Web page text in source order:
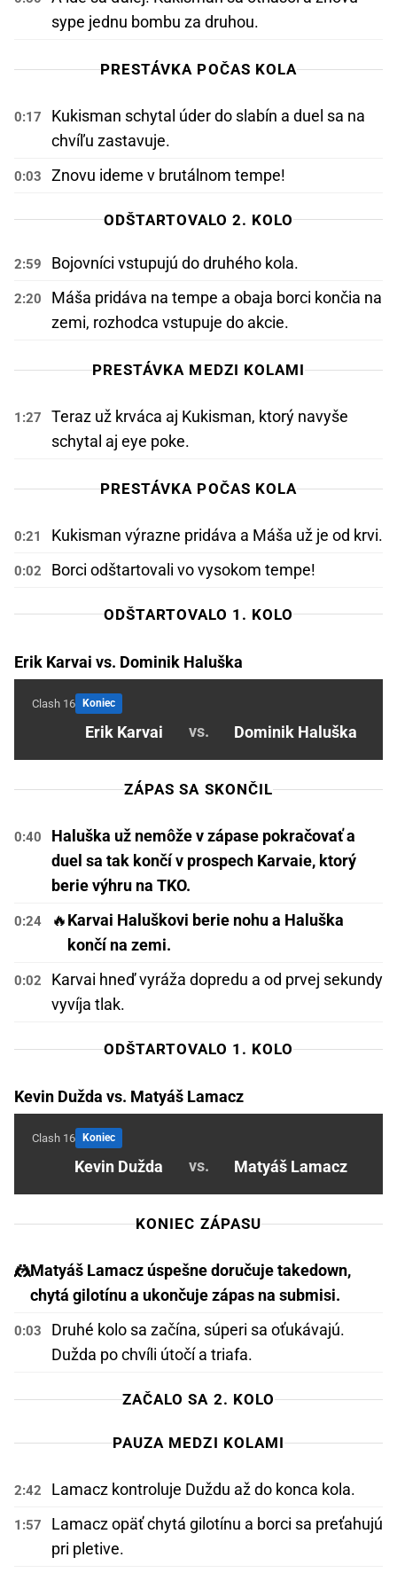
sype jednu bombu za druhou.
PRESTÁVKA POČAS KOLA
0:17
Kukisman schytal úder do slabín a duel sa na
chvíľu zastavuje.
0:03 Znovu ideme v brutálnom tempe!
ODŠTARTOVALO 2. KOLO
2:59 Bojovníci vstupujú do druhého kola.
2:20
Máša pridáva na tempe a obaja borci končia na
zemi, rozhodca vstupuje do akcie.
PRESTÁVKA MEDZI KOLAMI
1:27
Teraz už krváca aj Kukisman, ktorý navyše
schytal aj eye poke.
PRESTÁVKA POČAS KOLA
0:21 Kukisman výrazne pridáva a Máša už je od krvi.
0:02 Borci odštartovali vo vysokom tempe!
ODŠTARTOVALO 1. KOLO
Erik Karvai vs. Dominik Haluška
Clash 16 Koniec
Erik Karvai vs. Dominik Haluška
ZÁPAS SA SKONČIL
0:40
Haluška už nemôže v zápase pokračovať a
duel sa tak končí v prospech Karvaie, ktorý
berie výhru na TKO.
0:24 🔥Karvai Haluškovi berie nohu a Haluška
končí na zemi.
0:02
Karvai hneď vyráža dopredu a od prvej sekundy
vyvíja tlak.
ODŠTARTOVALO 1. KOLO
Kevin Dužda vs. Matyáš Lamacz
Clash 16 Koniec
Kevin Dužda vs. Matyáš Lamacz
KONIEC ZÁPASU
🤼Matyáš Lamacz úspešne doručuje takedown,
chytá gilotínu a ukončuje zápas na submisi.
0:03
Druhé kolo sa začína, súperi sa oťukávajú.
Dužda po chvíli útočí a triafa.
ZAČALO SA 2. KOLO
PAUZA MEDZI KOLAMI
2:42 Lamacz kontroluje Duždu až do konca kola.
1:57
Lamacz opäť chytá gilotínu a borci sa preťahujú
pri pletive.